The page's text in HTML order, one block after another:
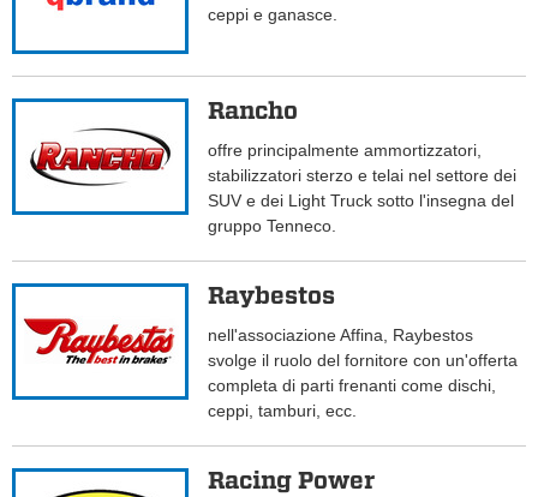
ceppi e ganasce.
Rancho
offre principalmente ammortizzatori,
stabilizzatori sterzo e telai nel settore dei
SUV e dei Light Truck sotto l'insegna del
gruppo Tenneco.
Raybestos
nell'associazione Affina, Raybestos
svolge il ruolo del fornitore con un'offerta
completa di parti frenanti come dischi,
ceppi, tamburi, ecc.
Racing Power